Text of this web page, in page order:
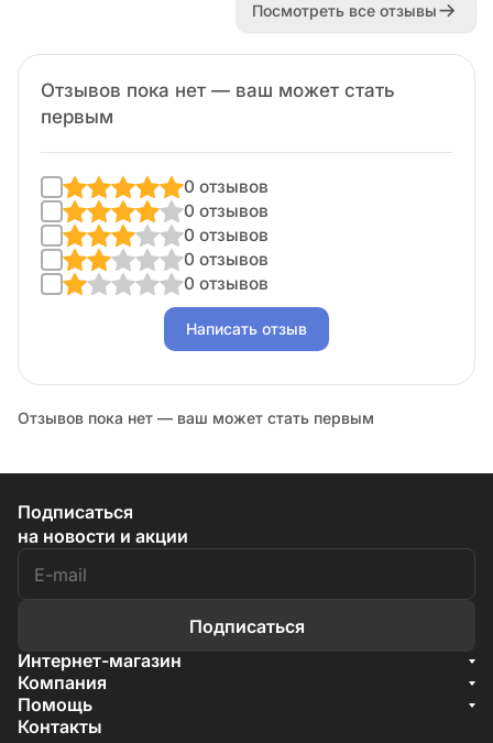
Посмотреть все отзывы
Отзывов пока нет — ваш может стать
первым
0 отзывов
0 отзывов
0 отзывов
0 отзывов
0 отзывов
Написать отзыв
Отзывов пока нет — ваш может стать первым
Подписаться
на новости и акции
Подписаться
Интернет-магазин
Акции
Бренды
Компания
О компании
Документы
Помощь
Условия доставки
Контакты